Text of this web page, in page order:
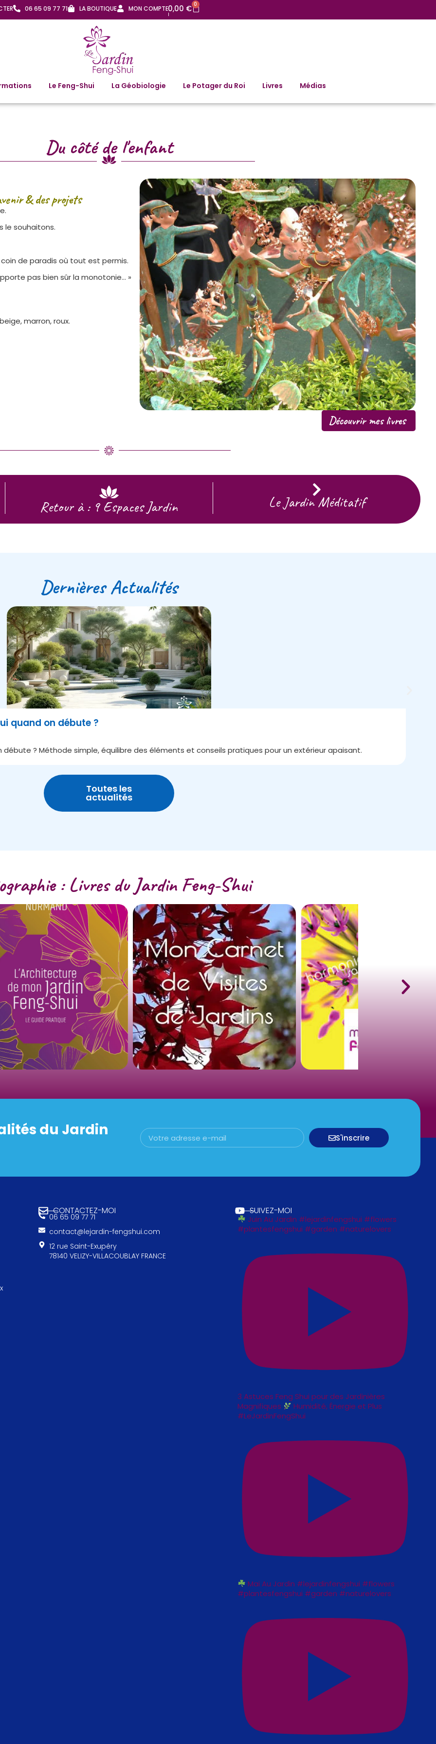
06 65 09 77 71 LA BOUTIQUE MON COMPTE0,00 € 0
Le Feng-Shui La Géobiologie Le Potager du Roi Livres Médias
Du côté de l'enfant
& des projets
le souhaitons.
de paradis où tout est permis.
pas bien sûr la monotonie… »
marron, roux.
Découvrir mes livres
Retour à : 9 Espaces Jardin Le Jardin Méditatif
Dernières Actualités
quand on débute ?
débute ? Méthode simple, équilibre des éléments et conseils pratiques pour un extérieur apaisant.
Toutes les
actualités
: Livres du Jardin Feng-Shui
du Jardin S'inscrire
CONTACTEZ-MOI
06 65 09 77 71
contact@lejardin-fengshui.com
12 rue Saint-Exupéry
78140 VELIZY-VILLACOUBLAY FRANCE
SUIVEZ-MOI
Juin Au Jardin #lejardinfengshui #flowers
#plantesfengshui #garden #naturelovers
3 Astuces Feng Shui pour des Jardinières
Magnifiques
Humidité, Énergie et Plus
#LeJardinFengShui
Mai Au Jardin #lejardinfengshui #flowers
#plantesfengshui #garden #naturelovers